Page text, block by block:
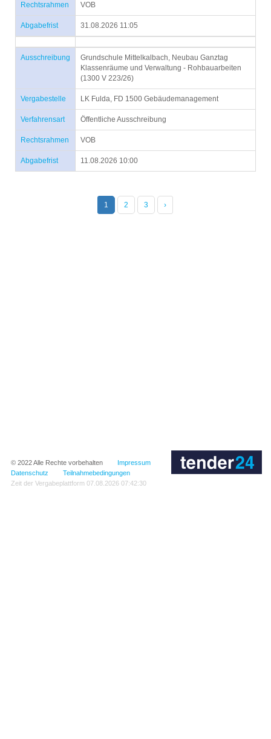
Rechtsrahmen VOB
Abgabefrist 31.08.2026 11:05
Ausschreibung
Grundschule Mittelkalbach, Neubau Ganztag
Klassenräume und Verwaltung - Rohbauarbeiten
(1300 V 223/26)
Vergabestelle LK Fulda, FD 1500 Gebäudemanagement
Verfahrensart Öffentliche Ausschreibung
Rechtsrahmen VOB
Abgabefrist 11.08.2026 10:00
1 2 3 ›
© 2022Alle Rechte vorbehalten
Impressum
Datenschutz
Teilnahmebedingungen
Zeit der Vergabeplattform 07.08.2026 07:42:30